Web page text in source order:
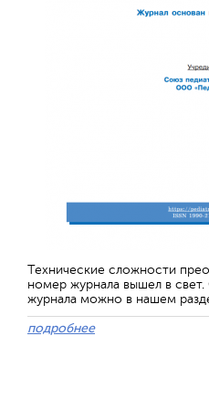
Технические сложности
номер журнала вышел в
журнала можно в нашем
подробнее